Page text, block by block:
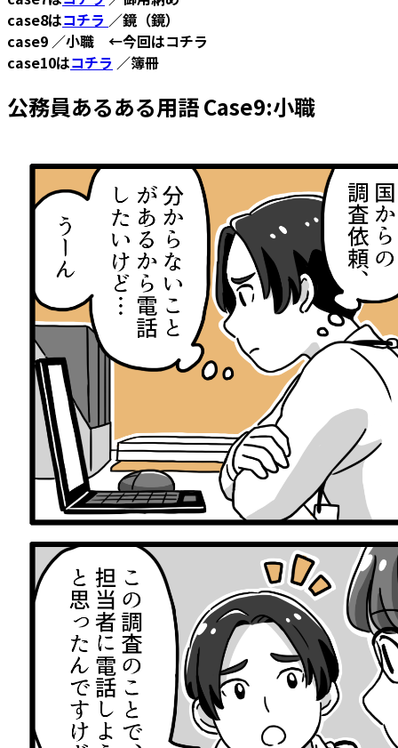
case8はコチラ ／鏡（鏡）
case9 ／小職 ←今回はコチラ
case10はコチラ ／簿冊
公務員あるある用語 Case9:小職